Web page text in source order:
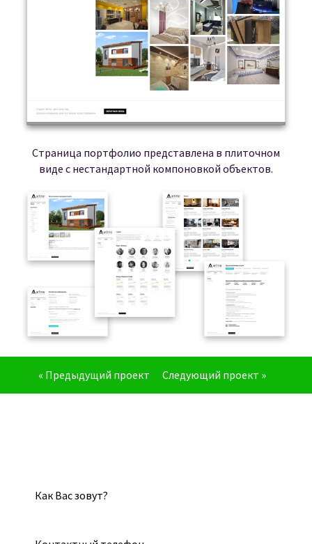
Страница портфолио представлена в плиточном
виде с нестандартной компоновкой объектов.
« Предыдущий проект Следующий проект »